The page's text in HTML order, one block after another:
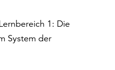
1: Die
System der